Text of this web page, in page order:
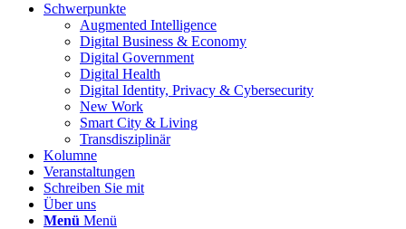
Schwerpunkte
Augmented Intelligence
Digital Business & Economy
Digital Government
Digital Health
Digital Identity, Privacy & Cybersecurity
New Work
Smart City & Living
Transdisziplinär
Kolumne
Veranstaltungen
Schreiben Sie mit
Über uns
Menü Menü